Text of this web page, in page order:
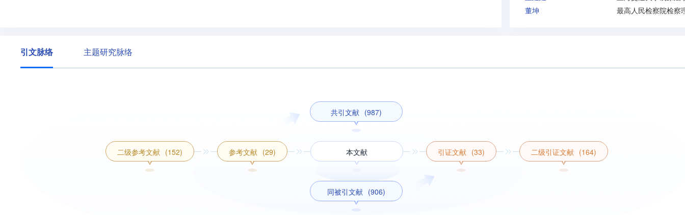
董坤
引文脉络 主题研究脉络
二级参考文献 (152) 参考文献 (29)
共引文献 (987)
本文献
同被引文献 (906)
引证文献 (33) 二级引证文献 (164)